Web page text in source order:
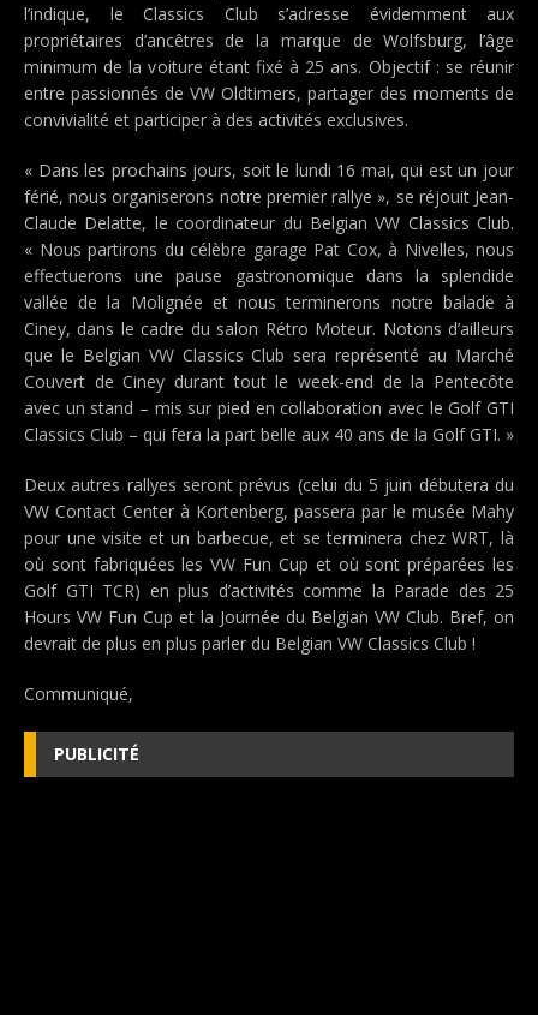
l’indique, le Classics Club s’adresse évidemment aux
propriétaires d’ancêtres de la marque de Wolfsburg, l’âge
minimum de la voiture étant fixé à 25 ans. Objectif : se réunir
entre passionnés de VW Oldtimers, partager des moments de
convivialité et participer à des activités exclusives.
« Dans les prochains jours, soit le lundi 16 mai, qui est un jour
férié, nous organiserons notre premier rallye », se réjouit Jean-
Claude Delatte, le coordinateur du Belgian VW Classics Club.
« Nous partirons du célèbre garage Pat Cox, à Nivelles, nous
effectuerons une pause gastronomique dans la splendide
vallée de la Molignée et nous terminerons notre balade à
Ciney, dans le cadre du salon Rétro Moteur. Notons d’ailleurs
que le Belgian VW Classics Club sera représenté au Marché
Couvert de Ciney durant tout le week-end de la Pentecôte
avec un stand – mis sur pied en collaboration avec le Golf GTI
Classics Club – qui fera la part belle aux 40 ans de la Golf GTI. »
Deux autres rallyes seront prévus (celui du 5 juin débutera du
VW Contact Center à Kortenberg, passera par le musée Mahy
pour une visite et un barbecue, et se terminera chez WRT, là
où sont fabriquées les VW Fun Cup et où sont préparées les
Golf GTI TCR) en plus d’activités comme la Parade des 25
Hours VW Fun Cup et la Journée du Belgian VW Club. Bref, on
devrait de plus en plus parler du Belgian VW Classics Club !
Communiqué,
PUBLICITÉ